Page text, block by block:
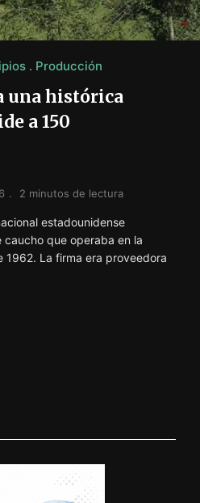
SOBRE LA PRODUCCIÓN EN LA
Producción
una histórica
a 150
2 minutos de lectura
estadounidense
que operaba en la
1962. La firma era proveedora